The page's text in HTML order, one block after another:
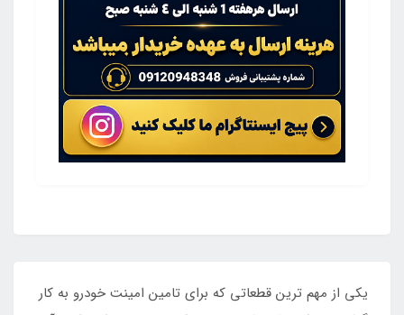
یکی از مهم ترین قطعاتی که برای تامین امینت خودرو به کار